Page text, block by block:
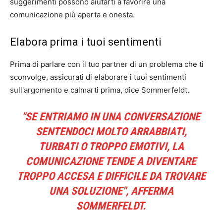
comunicazione più aperta e onesta.
Elabora prima i tuoi sentimenti
Prima di parlare con il tuo partner di un problema che ti
sconvolge, assicurati di elaborare i tuoi sentimenti
sull'argomento e calmarti prima, dice Sommerfeldt.
"SE ENTRIAMO IN UNA CONVERSAZIONE
SENTENDOCI MOLTO ARRABBIATI,
TURBATI O TROPPO EMOTIVI, LA
COMUNICAZIONE TENDE A DIVENTARE
TROPPO ACCESA E DIFFICILE DA TROVARE
UNA SOLUZIONE", AFFERMA
SOMMERFELDT.